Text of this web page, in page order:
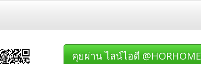
คุยผ่าน ไลน์ไอดี @HORHOME